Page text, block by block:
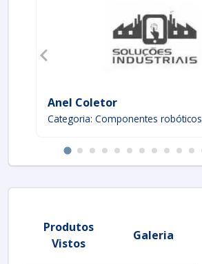
Anel Coletor
Categoria: Componentes robóticos
Produtos
Vistos
Galeria